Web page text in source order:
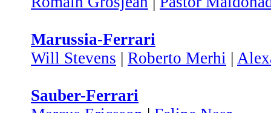
Marussia-Ferrari
Will Stevens | Roberto Merhi |
Sauber-Ferrari